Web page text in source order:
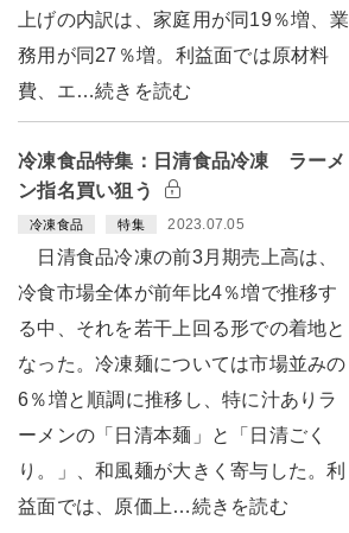
上げの内訳は、家庭用が同19％増、業
務用が同27％増。利益面では原材料
費、エ…続きを読む
冷凍食品特集：日清食品冷凍 ラーメ
ン指名買い狙う
冷凍食品 特集 2023.07.05
日清食品冷凍の前3月期売上高は、
冷食市場全体が前年比4％増で推移す
る中、それを若干上回る形での着地と
なった。冷凍麺については市場並みの
6％増と順調に推移し、特に汁ありラ
ーメンの「日清本麺」と「日清ごく
り。」、和風麺が大きく寄与した。利
益面では、原価上…続きを読む